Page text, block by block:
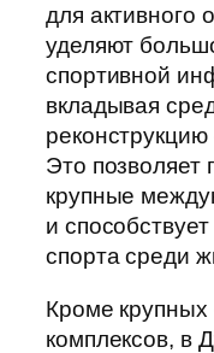
для активного
уделяют
спортивной
вкладывая
Это позволяет
крупные
и
спорта среди
Кроме крупных
комплексов, в